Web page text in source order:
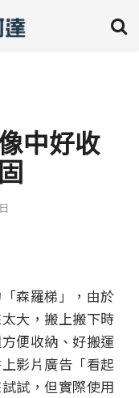
中好收
森羅梯」，由於
大，搬上搬下時
便收納、好搬運
影片廣告「看起
試，但實際使用